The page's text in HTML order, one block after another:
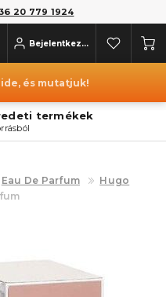
20 779 1924
Bejelentkezés
és mutatjuk!
termékek
Eau De Parfum
Hugo